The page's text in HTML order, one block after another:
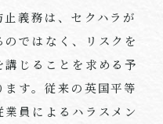
義務は、セクハラが
ではなく、リスクを
じることを求める予
す。従来の英国平等
員によるハラスメン